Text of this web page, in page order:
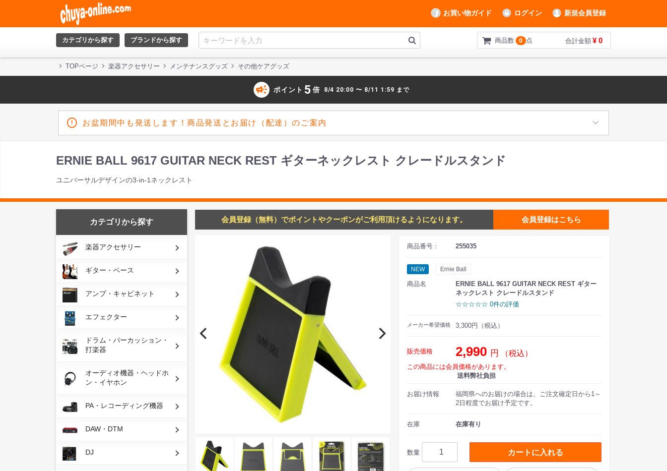
お買い物ガイド ログイン 新規会員登録
カテゴリから探す ブランドから探す 商品数 0 点 合計金額 ¥ 0
TOPページ 楽器アクセサリー メンテナンスグッズ その他ケアグッズ
campaign ポイント 5 倍 8/4 20:00 〜 8/11 1:59 まで
お盆期間中も発送します！商品発送とお届け（配達）のご案内
ERNIE BALL 9617 GUITAR NECK REST ギターネックレスト クレードルスタンド
ユニバーサルデザインの3-in-1ネックレスト
カテゴリから探す
楽器アクセサリー
ギター・ベース
アンプ・キャビネット
エフェクター
ドラム・パーカッション・
打楽器
オーディオ機器・ヘッドホ
ン・イヤホン
PA・レコーディング機器
DAW・DTM
DJ
会員登録（無料）でポイントやクーポンがご利用頂けるようになります。 会員登録はこちら
商品番号： 255035
NEW Ernie Ball
商品名
ERNIE BALL 9617 GUITAR NECK REST ギター
ネックレスト クレードルスタンド
☆☆☆☆☆ 0件の評価
メーカー希望価格 3,300円（税込）
販売価格 2,990 円 （税込）
この商品には会員価格があります。
送料弊社負担
お届け情報
福岡県へのお届けの場合は、ご注文確定日から1～
2日程度でお届け予定です。
在庫 在庫有り
数量 カートに入れる